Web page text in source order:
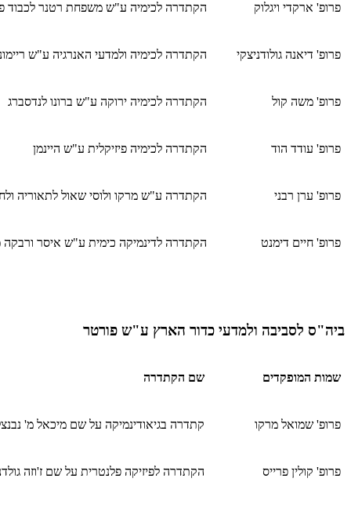
פרופ' ארקדי ויגלוק הקתדרה לכימיה ע"ש משפחת רטנר לכבוד
פרופ' דיאנה גולודניצקי הקתדרה לכימיה ולמדעי האנרגיה ע"ש
פרופ' משה קול הקתדרה לכימיה ירוקה ע"ש ברונו לנדסברג
פרופ' עודד הוד הקתדרה לכימיה פיזיקלית ע"ש היינמן
פרופ' ערן רבני הקתדרה ע"ש מרקו ולוסי שאול לתאוריה
פרופ' חיים דימנט הקתדרה לדינמיקה כימית ע"ש איסר
ביה"ס לסביבה ולמדעי כדור הארץ​ ע"ש פורטר
שמות המופקדים שם הקתדרה
פרופ' שמואל מרקו קתדרה בגיאודינמיקה על שם מיכאל מ'
פרופ' קולין פרייס הקתדרה לפיזיקה פלנטרית על שם ז'וזה